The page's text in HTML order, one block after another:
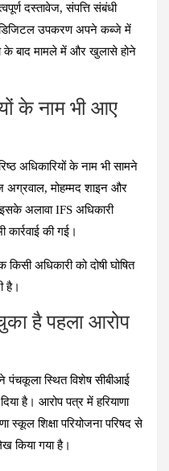
दस्तावेज, संपत्ति संबंधी
डिजिटल उपकरण अपने कब्जे में
के बाद मामले में और खुलासे होने
के नाम भी आए
अधिकारियों के नाम भी सामने
मोहम्मद शाइन और
अलावा IFS अधिकारी
कार्रवाई की गई।
अधिकारी को दोषी घोषित
है।
है पहला आरोप
पंचकूला स्थित विशेष सीबीआई
है। आरोप पत्र में हरियाणा
स्कूल शिक्षा परियोजना परिषद से
किया गया है।